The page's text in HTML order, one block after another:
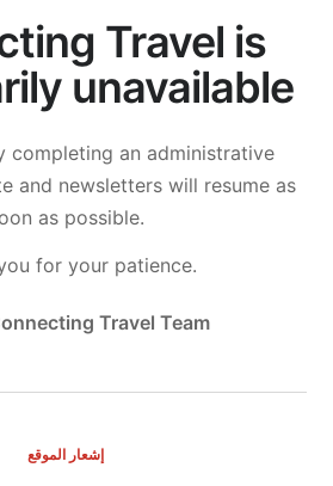
Travel is
unavailable
completing an administrative
and newsletters will resume as
as possible.
for your patience.
Travel Team
إشعار الموقع